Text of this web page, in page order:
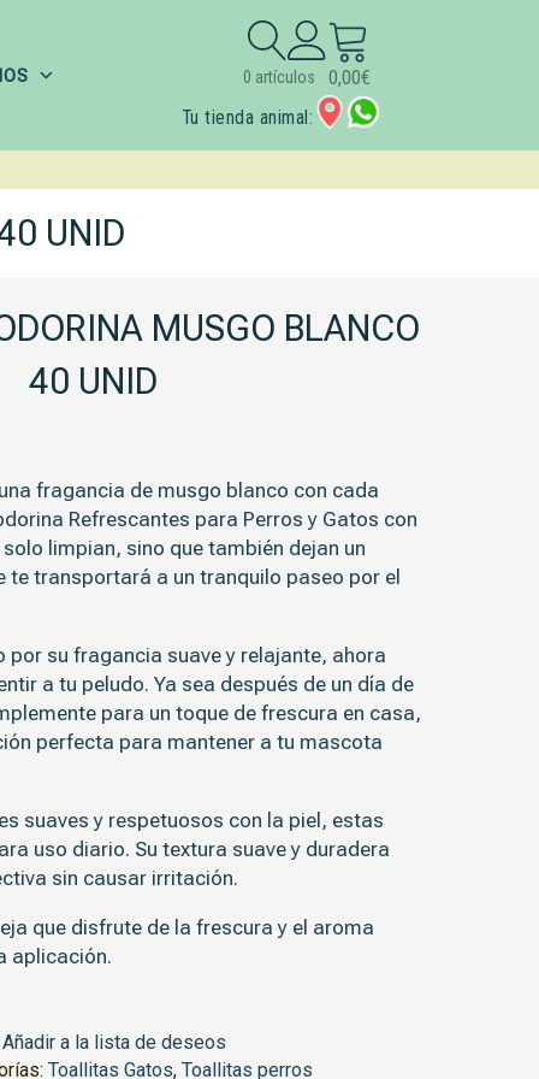
Tu tienda animal:
Buscar:
0,00€
0 artículos
UNID
MUSGO BLANCO
40 UNID
fragancia de musgo blanco con cada
Refrescantes para Perros y Gatos con
limpian, sino que también dejan un
te transportará a un tranquilo paseo por el
por su fragancia suave y relajante, ahora
a tu peludo. Ya sea después de un día de
para un toque de frescura en casa,
perfecta para mantener a tu mascota
suaves y respetuosos con la piel, estas
uso diario. Su textura suave y duradera
sin causar irritación.
que disfrute de la frescura y el aroma
aplicación.
Añadir a la lista de deseos
Toallitas Gatos,Toallitas perros